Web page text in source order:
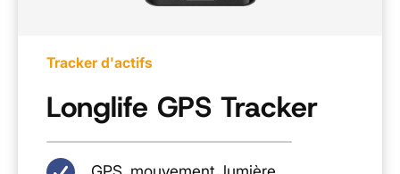
Tracker d'actifs
Longlife GPS Tracker